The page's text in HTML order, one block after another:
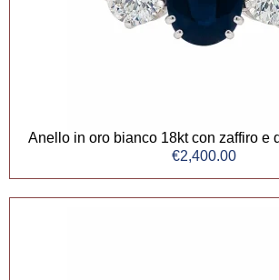
Anello in oro bianco 18kt con zaffiro e
€2,400.00